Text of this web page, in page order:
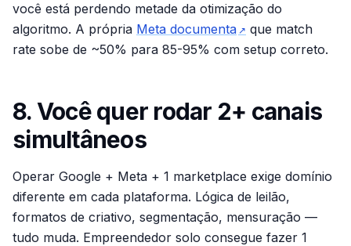
você está perdendo metade da otimização do
algoritmo. A própria Meta documenta ↗ que match
rate sobe de ~50% para 85-95% com setup correto.
8. Você quer rodar 2+ canais
simultâneos
Operar Google + Meta + 1 marketplace exige domínio
diferente em cada plataforma. Lógica de leilão,
formatos de criativo, segmentação, mensuração —
tudo muda. Empreendedor solo consegue fazer 1